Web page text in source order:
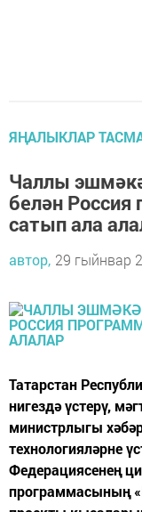
ЯҢАЛЫКЛАР
Чаллы
белән
сатып ала
автор, 29 гыйнвар
Татарстан
нигездә үстерү,
министрлыгы
технологияләрне
Федерациясенең
программасының